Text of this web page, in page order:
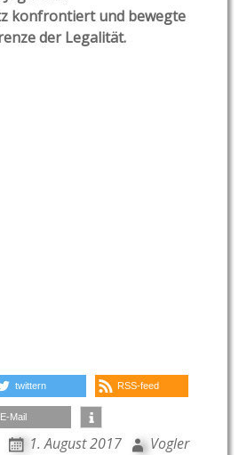
konfrontiert und bewegte
der Legalität.
twittern RSS-feed
E-Mail
1. August 2017 Vogler